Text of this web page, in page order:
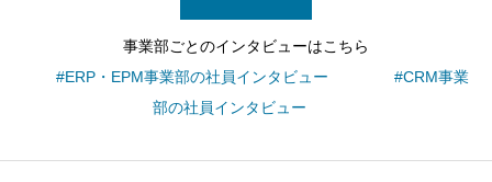
事業部ごとのインタビューはこちら
#ERP・EPM事業部の社員インタビュー
#CRM事業
部の社員インタビュー